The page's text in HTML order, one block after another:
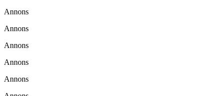
Annons
Annons
Annons
Annons
Annons